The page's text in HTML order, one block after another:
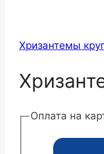
Хризантемы
Оплата на